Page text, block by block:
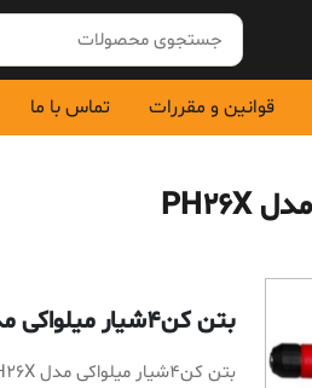
قوانین و مقررات تماس با ما
بتن کن4شیار میلواکی مدل PH26X
بتن کن4شیار میلواکی مدل PH26X